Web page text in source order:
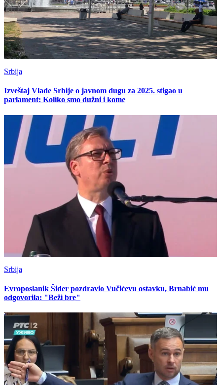
Srbija
Izveštaj Vlade Srbije o javnom dugu za 2025. stigao u
parlament: Koliko smo dužni i kome
Srbija
Evroposlanik Šider pozdravio Vučićevu ostavku, Brnabić mu
odgovorila: "Beži bre"